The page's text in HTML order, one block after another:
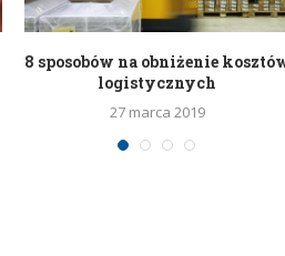
8 sposobów na obniżenie
logistycznych
27 marca 2019